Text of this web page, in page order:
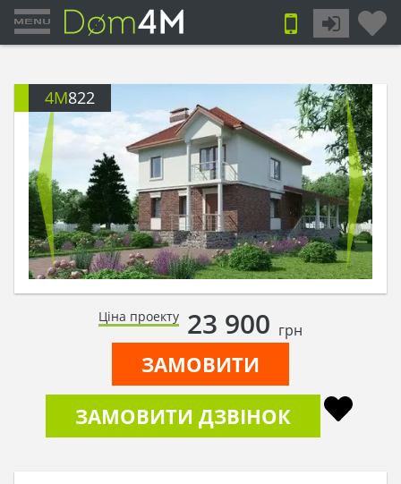
4M822
Ціна проекту 23 900 грн
ЗАМОВИТИ
ЗАМОВИТИ ДЗВІНОК